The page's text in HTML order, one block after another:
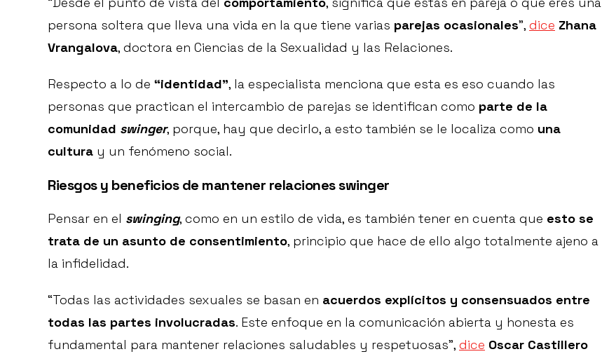
persona soltera que lleva una vida en la que tiene varias parejas ocasionales”, dice Zhana
Vrangalova, doctora en Ciencias de la Sexualidad y las Relaciones.
Respecto a lo de “identidad”, la especialista menciona que esta es eso cuando las
personas que practican el intercambio de parejas se identifican como parte de la
comunidad swinger, porque, hay que decirlo, a esto también se le localiza como una
cultura y un fenómeno social.
Riesgos y beneficios de mantener relaciones swinger
Pensar en el swinging, como en un estilo de vida, es también tener en cuenta que esto se
trata de un asunto de consentimiento, principio que hace de ello algo totalmente ajeno a
la infidelidad.
“Todas las actividades sexuales se basan en acuerdos explícitos y consensuados entre
todas las partes involucradas. Este enfoque en la comunicación abierta y honesta es
fundamental para mantener relaciones saludables y respetuosas”, dice Oscar Castillero